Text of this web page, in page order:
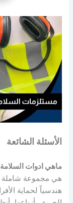
الأسئلة الشائعة
ماهي ادوات
هي مجموعة شاملة
هندسياً لحماية